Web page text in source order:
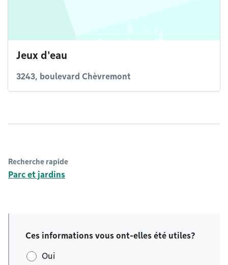
Jeux d'eau
3243, boulevard Chèvremont
Recherche rapide
Parc et jardins
Ces informations vous ont-elles été utiles?
Oui